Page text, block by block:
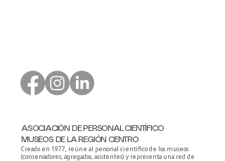
ASOCIACIÓN DE PERSONAL CIENTÍFICO
MUSEOS DE LA REGIÓN CENTRO
Creado en 1977, reúne al personal científico de los museos
(conservadores, agregados, asistentes) y representa una red de